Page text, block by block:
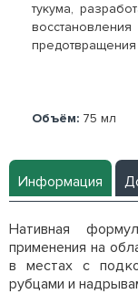
тукума,
предотвращения
Объём: 75 мл
Информация
Нативная
применения на
в местах с
рубцами и